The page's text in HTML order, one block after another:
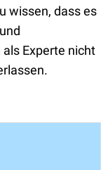
wissen, dass es
Experte nicht